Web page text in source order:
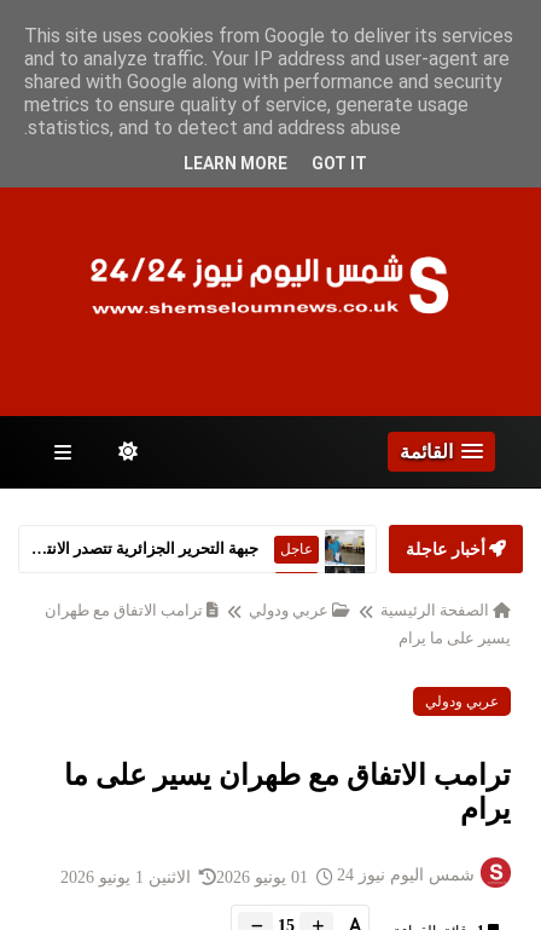
السبت 8 أغسطس 2026
الصفحات
القائمة
أخبار عاجلة عاجل ستارمر يعلن استقالته من رئاسة الحكومة البريطانية
الصفحة الرئيسية عربي ودولي
ترامب الاتفاق مع طهران
يسير على ما يرام
عربي ودولي
ترامب الاتفاق مع طهران يسير على ما
يرام
شمس اليوم نيوز 24 الاثنين 1 يونيو 2026
15
This site uses cookies from Google to deliver its services
and to analyze traffic. Your IP address and user-agent are
shared with Google along with performance and security
metrics to ensure quality of service, generate usage
statistics, and to detect and address abuse.
LEARN MORE GOT IT